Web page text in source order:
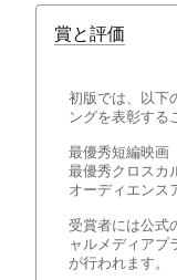
賞と評価
初版では、以下
ングを表彰する
最優秀短編映画
最優秀クロスカ
オーディエンス
受賞者には公式
ャルメディアプ
が行われます。